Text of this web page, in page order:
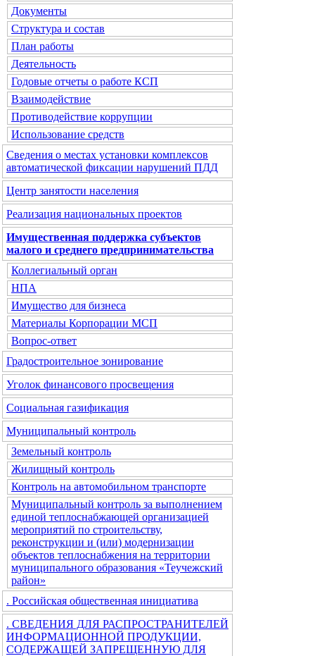
Документы
Структура и состав
План работы
Деятельность
Годовые отчеты о работе КСП
Взаимодействие
Противодействие коррупции
Использование средств
Сведения о местах установки комплексов
автоматической фиксации нарушений ПДД
Центр занятости населения
Реализация национальных проектов
Имущественная поддержка субъектов
малого и среднего предпринимательства
Коллегиальный орган
НПА
Имущество для бизнеса
Материалы Корпорации МСП
Вопрос-ответ
Градостроительное зонирование
Уголок финансового просвещения
Социальная газификация
Муниципальный контроль
Земельный контроль
Жилищный контроль
Контроль на автомобильном транспорте
Муниципальный контроль за выполнением
единой теплоснабжающей организацией
мероприятий по строительству,
реконструкции и (или) модернизации
объектов теплоснабжения на территории
муниципального образования «Теучежский
район»
. Российская общественная инициатива
. СВЕДЕНИЯ ДЛЯ РАСПРОСТРАНИТЕЛЕЙ
ИНФОРМАЦИОННОЙ ПРОДУКЦИИ,
СОДЕРЖАЩЕЙ ЗАПРЕЩЕННУЮ ДЛЯ